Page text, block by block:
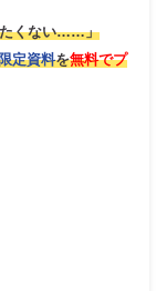
たくない……」
定資料を無料でプ